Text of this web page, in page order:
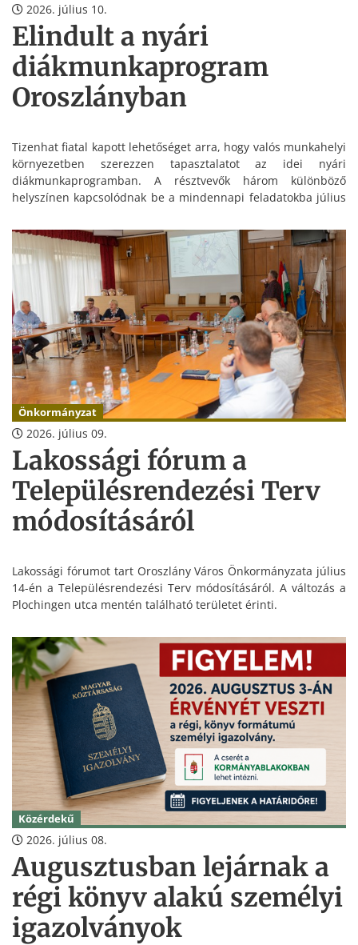
2026. július 10.
Elindult a nyári
diákmunkaprogram
Oroszlányban
Tizenhat fiatal kapott lehetőséget arra, hogy valós munkahelyi
környezetben szerezzen tapasztalatot az idei nyári
diákmunkaprogramban. A résztvevők három különböző
helyszínen kapcsolódnak be a mindennapi feladatokba július
Önkormányzat
2026. július 09.
Lakossági fórum a
Településrendezési Terv
módosításáról
Lakossági fórumot tart Oroszlány Város Önkormányzata július
14-én a Településrendezési Terv módosításáról. A változás a
Plochingen utca mentén található területet érinti.
Közérdekű
2026. július 08.
Augusztusban lejárnak a
régi könyv alakú személyi
igazolványok